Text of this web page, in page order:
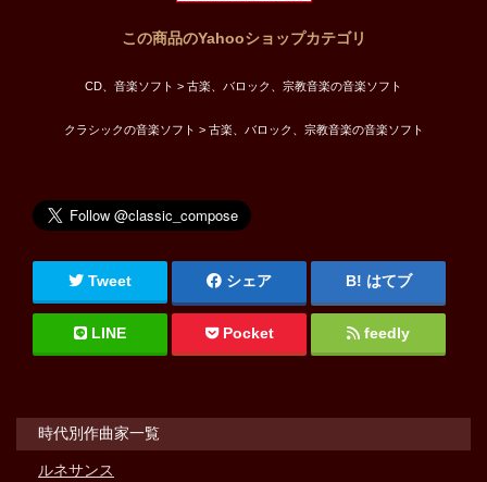
この商品のYahooショップカテゴリ
CD、音楽ソフト > 古楽、バロック、宗教音楽の音楽ソフト
クラシックの音楽ソフト > 古楽、バロック、宗教音楽の音楽ソフト
Tweet シェア はてブ
LINE Pocket feedly
時代別作曲家一覧
ルネサンス